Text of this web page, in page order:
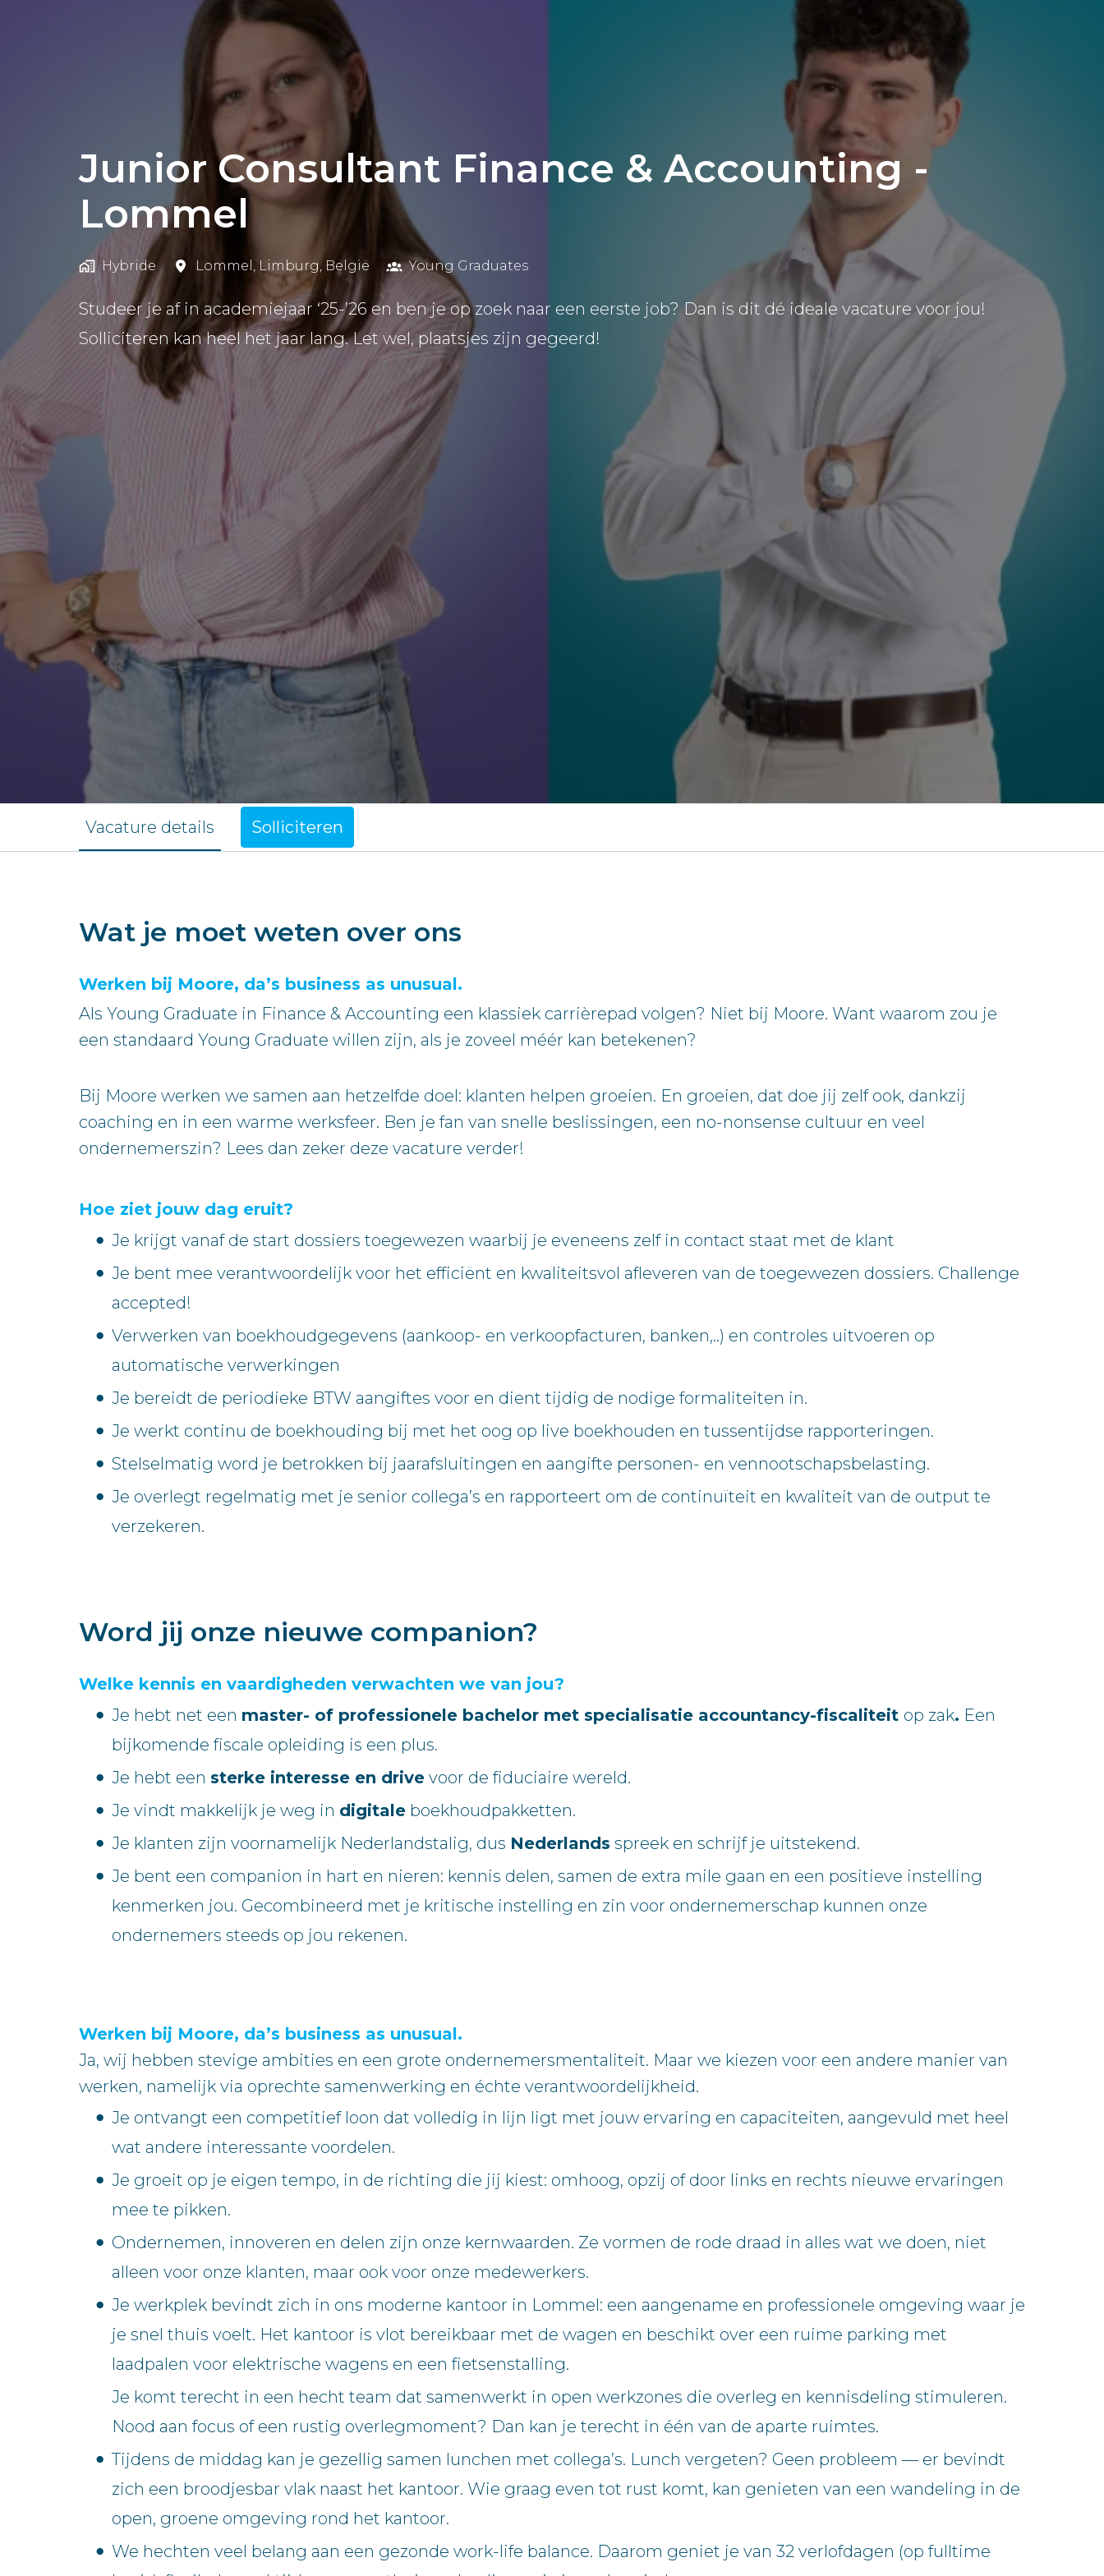
Junior Consultant Finance & Accounting -
Lommel
Hybride Lommel , Limburg, België Young Graduates
Studeer je af in academiejaar ‘25-’26 en ben je op zoek naar een eerste job? Dan is dit dé ideale vacature voor jou!
Solliciteren kan heel het jaar lang. Let wel, plaatsjes zijn gegeerd!
Vacature details Solliciteren
Wat je moet weten over ons
Werken bij Moore, da’s business as unusual.
Als Young Graduate in Finance & Accounting een klassiek carrièrepad volgen? Niet bij Moore. Want waarom zou je
een standaard Young Graduate willen zijn, als je zoveel méér kan betekenen?
Bij Moore werken we samen aan hetzelfde doel: klanten helpen groeien. En groeien, dat doe jij zelf ook, dankzij
coaching en in een warme werksfeer. Ben je fan van snelle beslissingen, een no-nonsense cultuur en veel
ondernemerszin? Lees dan zeker deze vacature verder!
Hoe ziet jouw dag eruit?
Je krijgt vanaf de start dossiers toegewezen waarbij je eveneens zelf in contact staat met de klant
Je bent mee verantwoordelijk voor het efficiënt en kwaliteitsvol afleveren van de toegewezen dossiers. Challenge
accepted!
Verwerken van boekhoudgegevens (aankoop- en verkoopfacturen, banken,..) en controles uitvoeren op
automatische verwerkingen
Je bereidt de periodieke BTW aangiftes voor en dient tijdig de nodige formaliteiten in.
Je werkt continu de boekhouding bij met het oog op live boekhouden en tussentijdse rapporteringen.
Stelselmatig word je betrokken bij jaarafsluitingen en aangifte personen- en vennootschapsbelasting.
Je overlegt regelmatig met je senior collega’s en rapporteert om de continuïteit en kwaliteit van de output te
verzekeren.
Word jij onze nieuwe companion?
Welke kennis en vaardigheden verwachten we van jou?
Je hebt net een master- of professionele bachelor met specialisatie accountancy-fiscaliteit op zak. Een
bijkomende fiscale opleiding is een plus.
Je hebt een sterke interesse en drive voor de fiduciaire wereld.
Je vindt makkelijk je weg in digitale boekhoudpakketten.
Je klanten zijn voornamelijk Nederlandstalig, dus Nederlands spreek en schrijf je uitstekend.
Je bent een companion in hart en nieren: kennis delen, samen de extra mile gaan en een positieve instelling
kenmerken jou. Gecombineerd met je kritische instelling en zin voor ondernemerschap kunnen onze
ondernemers steeds op jou rekenen.
Werken bij Moore, da’s business as unusual.
Ja, wij hebben stevige ambities en een grote ondernemersmentaliteit. Maar we kiezen voor een andere manier van
werken, namelijk via oprechte samenwerking en échte verantwoordelijkheid.
Je ontvangt een competitief loon dat volledig in lijn ligt met jouw ervaring en capaciteiten, aangevuld met heel
wat andere interessante voordelen.
Je groeit op je eigen tempo, in de richting die jij kiest: omhoog, opzij of door links en rechts nieuwe ervaringen
mee te pikken.
Ondernemen, innoveren en delen zijn onze kernwaarden. Ze vormen de rode draad in alles wat we doen, niet
alleen voor onze klanten, maar ook voor onze medewerkers.
Je werkplek bevindt zich in ons moderne kantoor in Lommel: een aangename en professionele omgeving waar je
je snel thuis voelt. Het kantoor is vlot bereikbaar met de wagen en beschikt over een ruime parking met
laadpalen voor elektrische wagens en een fietsenstalling.
Je komt terecht in een hecht team dat samenwerkt in open werkzones die overleg en kennisdeling stimuleren.
Nood aan focus of een rustig overlegmoment? Dan kan je terecht in één van de aparte ruimtes.
Tijdens de middag kan je gezellig samen lunchen met collega’s. Lunch vergeten? Geen probleem — er bevindt
zich een broodjesbar vlak naast het kantoor. Wie graag even tot rust komt, kan genieten van een wandeling in de
open, groene omgeving rond het kantoor.
We hechten veel belang aan een gezonde work-life balance. Daarom geniet je van 32 verlofdagen (op fulltime